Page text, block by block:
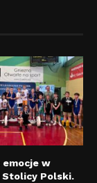
w
Stolicy Polski.